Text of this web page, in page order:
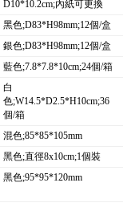
D10*10.2cm;內紙可更換
黑色;D83*H98mm;12個/盒
銀色;D83*H98mm;12個/盒
藍色;7.8*7.8*10cm;24個/箱
白
色;W14.5*D2.5*H10cm;36
個/箱
混色;85*85*105mm
黑色;直徑8x10cm;1個裝
黑色;95*95*120mm